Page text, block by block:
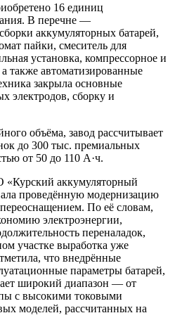
16 единиц
В перечне —
аккумуляторных батарей,
пайки, смеситель для
установка, компрессорное и
также автоматизированные
закрыла основные
электродов, сборку и
объёма, завод рассчитывает
до 300 тыс. премиальных
от 50 до 110 А·ч.
аккумуляторный
проведённую модернизацию
По её словам,
электроэнергии,
переналадок,
участке выработка уже
что внедрённые
параметры батарей,
широкий диапазон — от
с высокими токовыми
моделей, рассчитанных на